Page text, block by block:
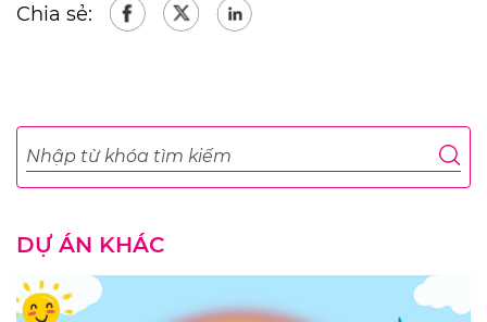
Chia sẻ:
DỰ ÁN KHÁC